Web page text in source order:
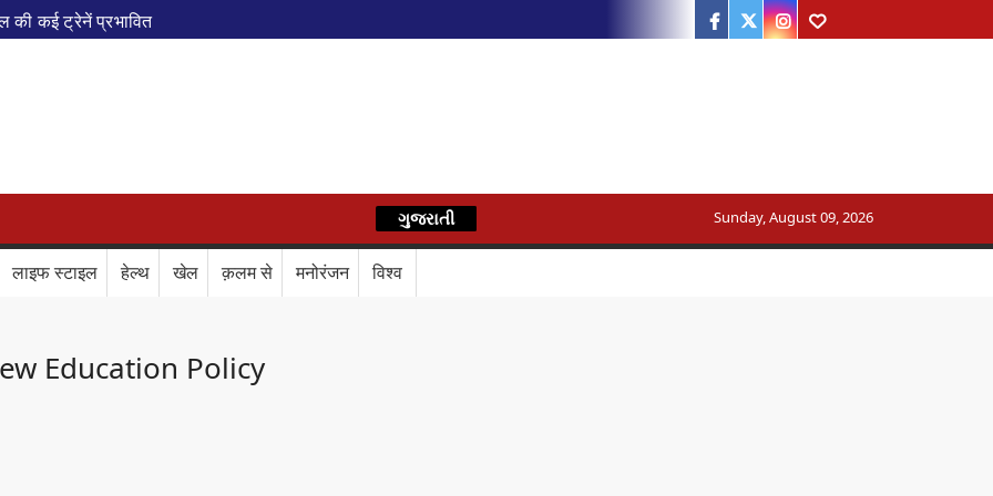
की कई ट्रेनें प्रभावित
ट्रेन
विस्तारित
में बड़ा बदलाव
ऑफ इंडिया’ सम्मान
दिया बड़ा संदेश
Train Route Diversion: अहमदाबाद–दरभंगा स्पेशल ट्रेन का मार्ग बदला
डिजिटल कवच
BPCL Ethanol Case: इथेनॉल आवंटन विवाद पर सरकार का जवाब
Facebook
Twitter
Instagram
Youtube
हिन्दी
ગુજરાતી Sunday, August 09, 2026
लाइफ स्टाइल हेल्थ खेल क़लम से मनोरंजन विश्व
Education Policy